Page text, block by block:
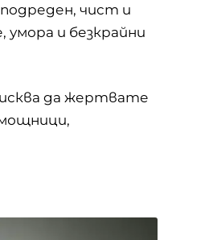
чист и
и безкрайни
да жертвате